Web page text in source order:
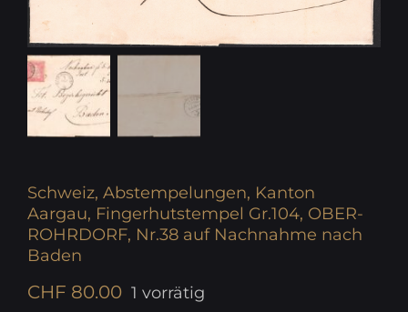
Schweiz, Abstempelungen, Kanton
Aargau, Fingerhutstempel Gr.104, OBER-
ROHRDORF, Nr.38 auf Nachnahme nach
Baden
CHF 80.00 1 vorrätig